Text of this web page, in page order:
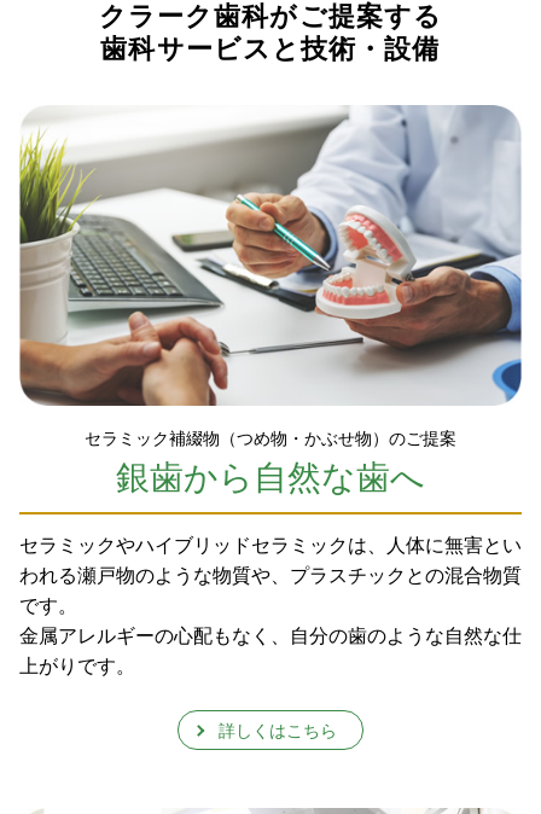
クラーク歯科がご提案する
歯科サービスと技術・設備
セラミック補綴物（つめ物・かぶせ物）のご提案
銀歯から自然な歯へ
セラミックやハイブリッドセラミックは、人体に無害とい
われる瀬戸物のような物質や、プラスチックとの混合物質
です。
金属アレルギーの心配もなく、自分の歯のような自然な仕
上がりです。
詳しくはこちら